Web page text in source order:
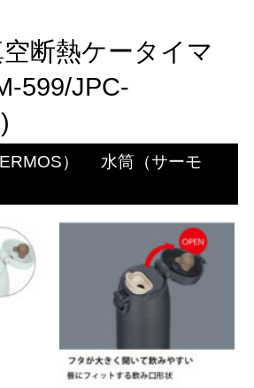
断熱ケータイマ
599/JPC-
）
水筒（サーモ